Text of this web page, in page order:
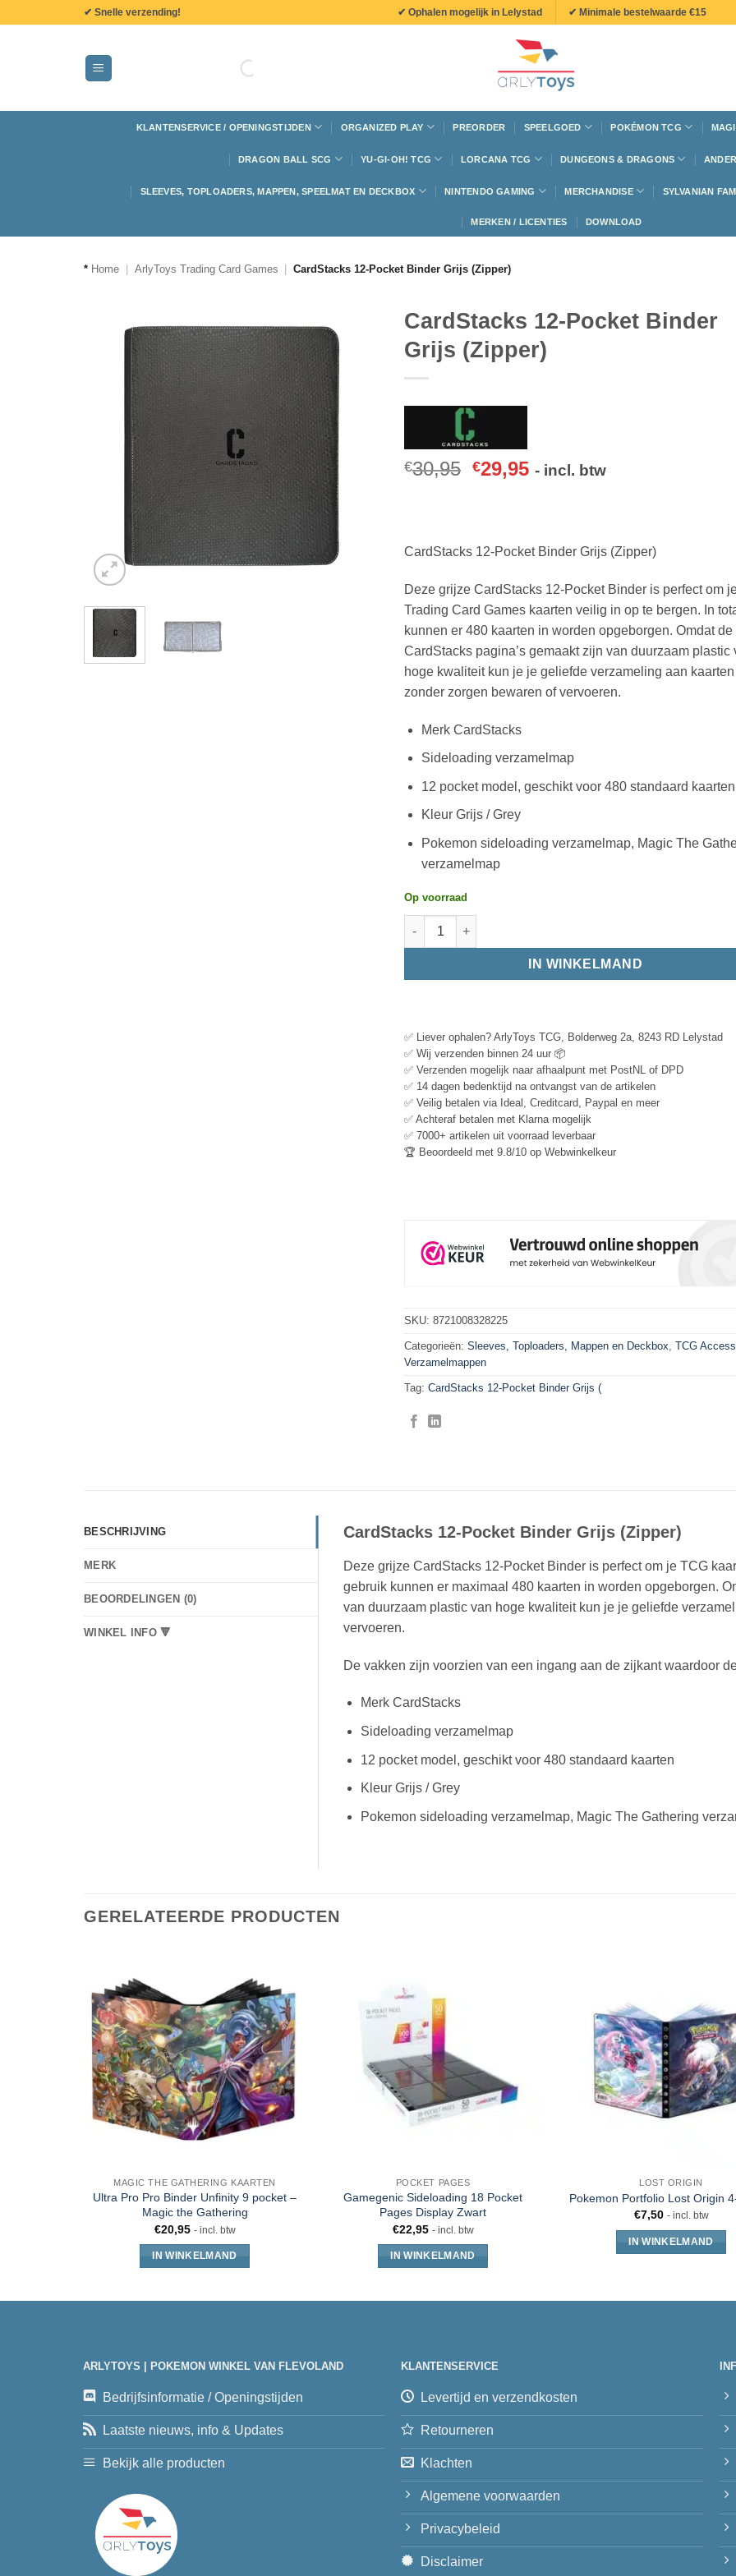
✔ Snelle verzending! ✔ Ophalen mogelijk in Lelystad ✔ Minimale bestelwaarde €15
KLANTENSERVICE / OPENINGSTIJDEN ORGANIZED PLAY PREORDER SPEELGOED POKÉMON TCG
DRAGON BALL SCG YU-GI-OH! TCG LORCANA TCG DUNGEONS & DRAGONS
SLEEVES, TOPLOADERS, MAPPEN, SPEELMAT EN DECKBOX NINTENDO GAMING MERCHANDISE SYLVANIAN
MERKEN / LICENTIES DOWNLOAD
* Home ArlyToys Trading Card Games CardStacks 12-Pocket Binder Grijs (Zipper)
CardStacks 12-Pocket Binder
Grijs (Zipper)
€30,95 €29,95 - incl. btw
CardStacks 12-Pocket Binder Grijs (Zipper)
Deze grijze CardStacks 12-Pocket Binder is perfect om
Trading Card Games kaarten veilig in op te bergen. In
kunnen er 480 kaarten in worden opgeborgen. Omdat de
CardStacks pagina’s gemaakt zijn van duurzaam plastic
hoge kwaliteit kun je je geliefde verzameling aan
zonder zorgen bewaren of vervoeren.
Merk CardStacks
Sideloading verzamelmap
12 pocket model, geschikt voor 480 standaard kaarten
Kleur Grijs / Grey
Pokemon sideloading verzamelmap, Magic The
verzamelmap
Op voorraad
IN WINKELMAND
✅ Liever ophalen? ArlyToys TCG, Bolderweg 2a, 8243 RD Lelystad
✅ Wij verzenden binnen 24 uur 📦
✅ Verzenden mogelijk naar afhaalpunt met PostNL of DPD
✅ 14 dagen bedenktijd na ontvangst van de artikelen
✅ Veilig betalen via Ideal, Creditcard, Paypal en meer
✅ Achteraf betalen met Klarna mogelijk
✅ 7000+ artikelen uit voorraad leverbaar
🏆 Beoordeeld met 9.8/10 op Webwinkelkeur
SKU: 8721008328225
Categorieën: Sleeves, Toploaders, Mappen en Deckbox TCG
Verzamelmappen
Tag: CardStacks 12-Pocket Binder Grijs (
BESCHRIJVING
MERK
BEOORDELINGEN (0)
WINKEL INFO 🔻
CardStacks 12-Pocket Binder Grijs (Zipper)
Deze grijze CardStacks 12-Pocket Binder is perfect om je TCG
gebruik kunnen er maximaal 480 kaarten in worden opgeborgen.
van duurzaam plastic van hoge kwaliteit kun je je geliefde
vervoeren.
De vakken zijn voorzien van een ingang aan de zijkant waardoor
Merk CardStacks
Sideloading verzamelmap
12 pocket model, geschikt voor 480 standaard kaarten
Kleur Grijs / Grey
Pokemon sideloading verzamelmap, Magic The Gathering
GERELATEERDE PRODUCTEN
MAGIC THE GATHERING KAARTEN
Ultra Pro Pro Binder Unfinity 9 pocket –
Magic the Gathering
€20,95 - incl. btw
IN WINKELMAND
POCKET PAGES
Gamegenic Sideloading 18 Pocket
Pages Display Zwart
€22,95 - incl. btw
IN WINKELMAND
LOST ORIGIN
Pokemon Portfolio Lost Origin
€7,50 - incl. btw
IN WINKELMAND
ARLYTOYS | POKEMON WINKEL VAN FLEVOLAND
Bedrijfsinformatie / Openingstijden
Laatste nieuws, info & Updates
Bekijk alle producten
KLANTENSERVICE
Levertijd en verzendkosten
Retourneren
Klachten
Algemene voorwaarden
Privacybeleid
Disclaimer